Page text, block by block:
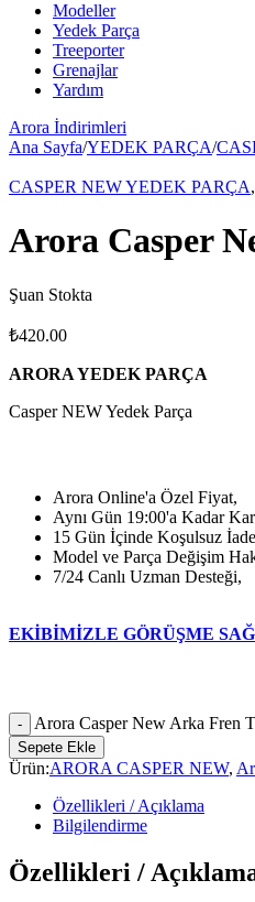
Modeller
Yedek Parça
Treeporter
Grenajlar
Yardım
Arora İndirimleri
Ana Sayfa/YEDEK PARÇA/
CASPER NEW YEDEK PARÇA,
Arora Casper
Şuan Stokta
₺420.00
ARORA YEDEK PARÇA
Casper NEW Yedek Parça
Arora Online'a Özel Fiyat,
Aynı Gün 19:00'a Kadar
15 Gün İçinde Koşulsuz
Model ve Parça Değişim
7/24 Canlı Uzman Desteği,
EKİBİMİZLE GÖRÜŞME
Arora Casper New Arka Fren
Sepete Ekle
Ürün:ARORA CASPER NEW,
Özellikleri / Açıklama
Bilgilendirme
Özellikleri /